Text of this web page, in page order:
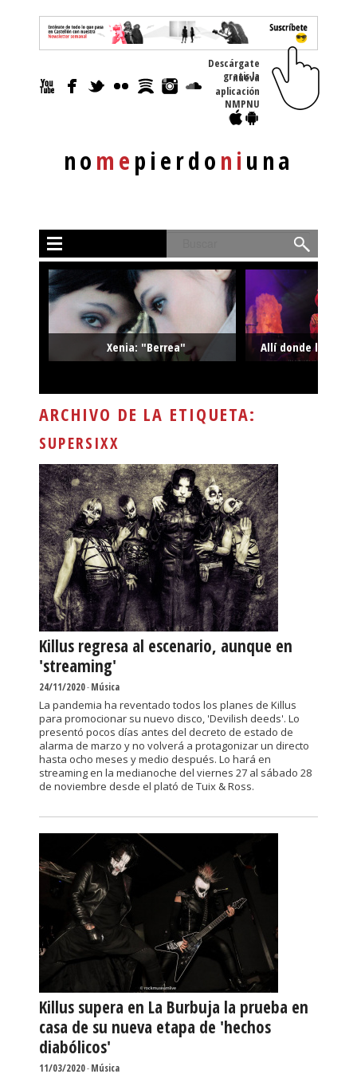
nomepierdoniuna
Descárgate
gratis la nueva
aplicación
NMPNU
Xenia: "Berrea" Allí donde la
ARCHIVO DE LA ETIQUETA:
SUPERSIXX
Killus regresa al escenario, aunque en
'streaming'
24/11/2020-Música
La pandemia ha reventado todos los planes de Killus
para promocionar su nuevo disco, 'Devilish deeds'. Lo
presentó pocos días antes del decreto de estado de
alarma de marzo y no volverá a protagonizar un directo
hasta ocho meses y medio después. Lo hará en
streaming en la medianoche del viernes 27 al sábado 28
de noviembre desde el plató de Tuix & Ross.
Killus supera en La Burbuja la prueba en
casa de su nueva etapa de 'hechos
diabólicos'
11/03/2020-Música